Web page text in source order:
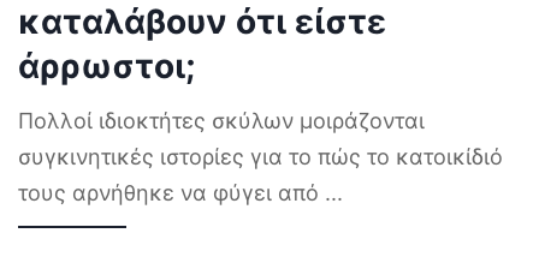
καταλάβουν ότι είστε
άρρωστοι;
Πολλοί ιδιοκτήτες σκύλων μοιράζονται
συγκινητικές ιστορίες για το πώς το κατοικίδιό
τους αρνήθηκε να φύγει από ...